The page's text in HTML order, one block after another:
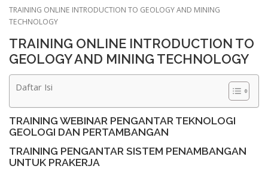
TRAINING ONLINE INTRODUCTION TO GEOLOGY AND MINING
TECHNOLOGY
TRAINING ONLINE INTRODUCTION TO
GEOLOGY AND MINING TECHNOLOGY
Daftar Isi
TRAINING WEBINAR PENGANTAR TEKNOLOGI
GEOLOGI DAN PERTAMBANGAN
TRAINING PENGANTAR SISTEM PENAMBANGAN
UNTUK PRAKERJA